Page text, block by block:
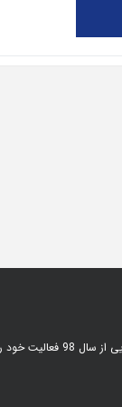
گروه موتور1 با رعایت اصل صداقت و حقیقت گویی از سال 98